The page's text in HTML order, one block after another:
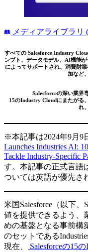
メディアライブラリ
すべての Salesforce Industry
ンプト、データモデル、AI機能が
によってサポートされ、消費財
加など
Salesforceの深い業界
15のIndustry Cloudにまたがる
れ
※本記事は2024年9月9
Launches Industries AI:
Tackle Industry-Specific
す。本記事の正式言語
ついては英語が優先さ
米国Salesforce（以下
値を提供できるよう、
めの基盤となる事前構
のセットである
現在、
Salesforceの15